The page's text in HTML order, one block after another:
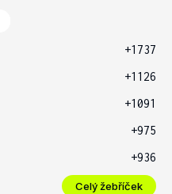
+1737
+1126
+1091
+975
+936
Celý žebříček